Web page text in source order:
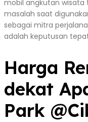
mobil angkutan
masalah saat
sebagai mitra
adalah keputusan
Harga
dekat
Park